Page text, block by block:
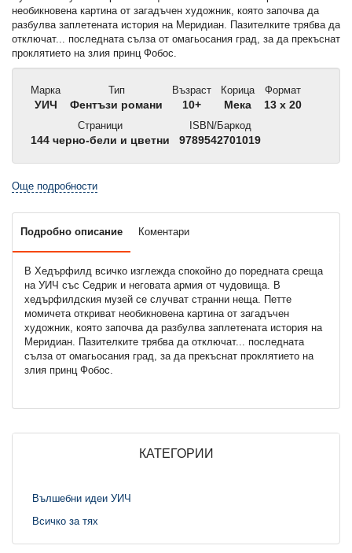
необикновена картина от загадъчен художник, която започва да
разбулва заплетената история на Меридиан. Пазителките трябва да
отключат... последната сълза от омагьосания град, за да прекъснат
проклятието на злия принц Фобос.
Марка
УИЧ
Тип
Фентъзи романи
Възраст
10+
Корица
Мека
Формат
13 x 20
Страници
144 черно-бели и цветни
ISBN/Баркод
9789542701019
Още подробности
Подробно описание Коментари
В Хедърфилд всичко изглежда спокойно до поредната среща
на УИЧ със Седрик и неговата армия от чудовища. В
хедърфилдския музей се случват странни неща. Петте
момичета откриват необикновена картина от загадъчен
художник, която започва да разбулва заплетената история на
Меридиан. Пазителките трябва да отключат... последната
сълза от омагьосания град, за да прекъснат проклятието на
злия принц Фобос.
КАТЕГОРИИ
Вълшебни идеи УИЧ
Всичко за тях